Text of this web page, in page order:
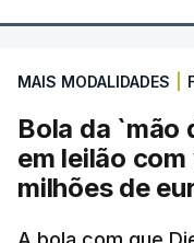
MAIS MODALIDADES
Bola da `mão
em leilão
milhões de